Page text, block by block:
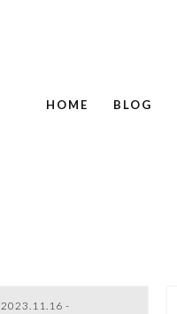
HOME BLOG
2023.11.16 -